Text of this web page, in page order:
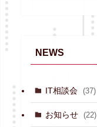
NEWS
IT相談会 (37)
お知らせ (22)